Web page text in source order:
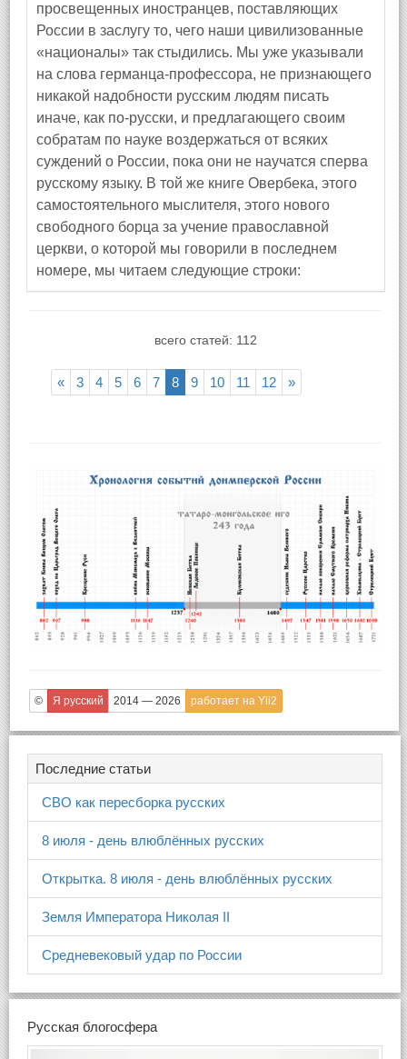
просвещенных иностранцев, поставляющих
России в заслугу то, чего наши цивилизованные
«националы» так стыдились. Мы уже указывали
на слова германца‑профессора, не признающего
никакой надобности русским людям писать
иначе, как по‑русски, и предлагающего своим
собратам по науке воздержаться от всяких
суждений о России, пока они не научатся сперва
русскому языку. В той же книге Овербека, этого
самостоятельного мыслителя, этого нового
свободного борца за учение православной
церкви, о которой мы говорили в последнем
номере, мы читаем следующие строки:
всего статей: 112
« 3 4 5 6 7 8 9 10 11 12 »
© Я русский 2014 — 2026 работает на Yii2
Последние статьи
СВО как пересборка русских
8 июля - день влюблённых русских
Открытка. 8 июля - день влюблённых русских
Земля Императора Николая II
Средневековый удар по России
Русская блогосфера